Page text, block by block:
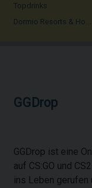
Topdrinks
Dormio Resorts & Ho...
GGDrop
GGDrop ist eine
auf CS:GO und
ins Leben